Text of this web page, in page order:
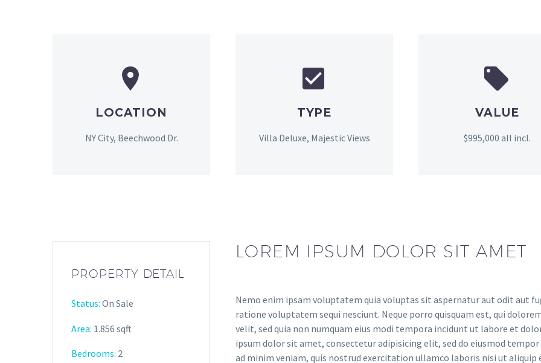


LOCATION
NY City, Beechwood Dr.


TYPE
Villa Deluxe, Majestic Views


VALUE
$995,000 all incl.
PROPERTY DETAIL
Status: On Sale
Area: 1.856 sqft
Bedrooms: 2
LOREM IPSUM DOLOR SIT AMET
Nemo enim ipsam voluptatem quia voluptas sit aspernatur aut odit aut
ratione voluptatem sequi nesciunt. Neque porro quisquam est, qui
velit, sed quia non numquam eius modi tempora incidunt ut labore et
ipsum dolor sit amet, consectetur adipisicing elit, sed do eiusmod
ad minim veniam, quis nostrud exercitation ullamco laboris nisi ut aliquip